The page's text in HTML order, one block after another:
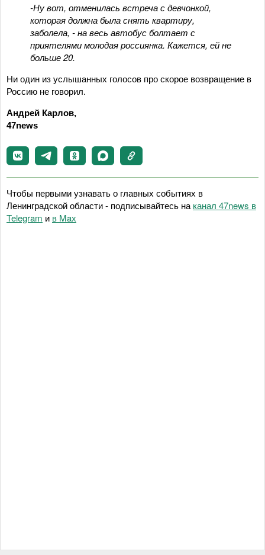
-Ну вот, отменилась встреча с девчонкой,
которая должна была снять квартиру,
заболела, - на весь автобус болтает с
приятелями молодая россиянка. Кажется, ей не
больше 20.
Ни один из услышанных голосов про скорое возвращение в
Россию не говорил.
Андрей Карлов,
47news
Чтобы первыми узнавать о главных событиях в
Ленинградской области - подписывайтесь на канал 47news в
Telegram и в Maх